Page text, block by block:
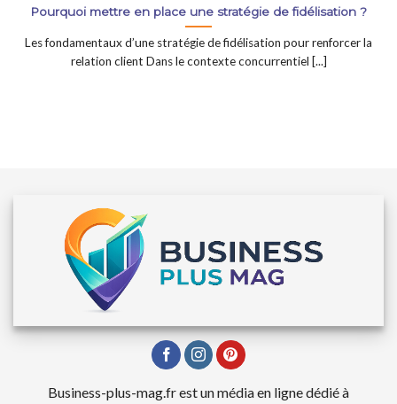
Pourquoi mettre en place une stratégie de fidélisation ?
Les fondamentaux d’une stratégie de fidélisation pour renforcer la
relation client Dans le contexte concurrentiel [...]
Business-plus-mag.fr est un média en ligne dédié à